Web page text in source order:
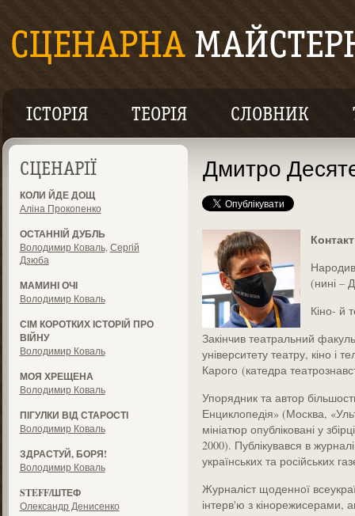
ІСТОРІЯ ТЕОРІЯ СЛОВНИК
СЦЕНАРІЇ
КОЛИ ЙДЕ ДОЩ
Аліна Прокопенко
ОСТАННІЙ ДУБЛЬ
Володимир Коваль, Сергій
Дзюба
МАМИНІ ОЧІ
Володимир Коваль
СІМ КОРОТКИХ ІСТОРІЙ ПРО
ВІЙНУ
Володимир Коваль
МОЯ ХРЕЩЕНА
Володимир Коваль
ПІГУЛКИ ВІД СТАРОСТІ
Володимир Коваль
ЗДРАСТУЙ, БОРЯ!
Володимир Коваль
STEFF/ШТЕФ
Олександр Денисенко
Дмитро
(нині –
Кіно- й
Закінчив театральний
університету театру, кіно і
Карого (катедра
Упорядник та автор
Енциклопедія» (Москва,
мініатюр опубліковані у
2000). Публікувався в
українських та російських
Журналіст щоденної
інтерв'ю з кінорежисерами,